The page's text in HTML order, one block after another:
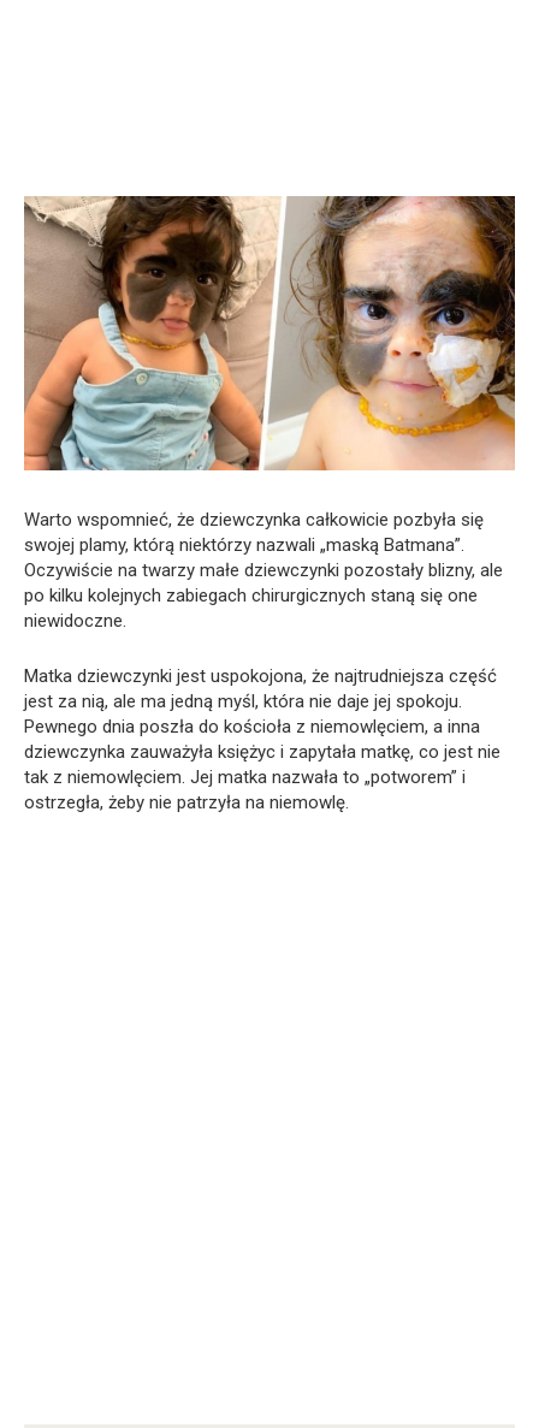
Warto wspomnieć, że dziewczynka całkowicie pozbyła się
swojej plamy, którą niektórzy nazwali „maską Batmana”.
Oczywiście na twarzy małe dziewczynki pozostały blizny, ale
po kilku kolejnych zabiegach chirurgicznych staną się one
niewidoczne.
Matka dziewczynki jest uspokojona, że najtrudniejsza część
jest za nią, ale ma jedną myśl, która nie daje jej spokoju.
Pewnego dnia poszła do kościoła z niemowlęciem, a inna
dziewczynka zauważyła księżyc i zapytała matkę, co jest nie
tak z niemowlęciem. Jej matka nazwała to „potworem” i
ostrzegła, żeby nie patrzyła na niemowlę.